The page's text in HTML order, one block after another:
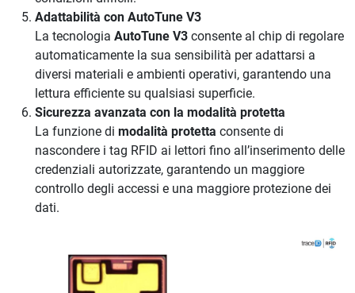
Adattabilità con AutoTune V3
La tecnologia AutoTune V3 consente al chip di regolare
automaticamente la sua sensibilità per adattarsi a
diversi materiali e ambienti operativi, garantendo una
lettura efficiente su qualsiasi superficie.
Sicurezza avanzata con la modalità protetta
La funzione di modalità protetta consente di
nascondere i tag RFID ai lettori fino all’inserimento delle
credenziali autorizzate, garantendo un maggiore
controllo degli accessi e una maggiore protezione dei
dati.